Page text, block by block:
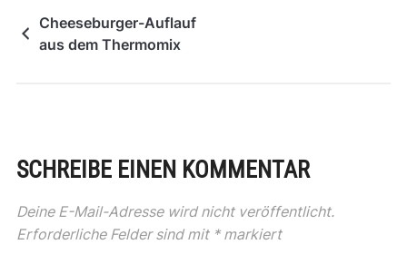
Cheeseburger-Auflauf
aus dem Thermomix
SCHREIBE EINEN KOMMENTAR
Deine E-Mail-Adresse wird nicht veröffentlicht.
Erforderliche Felder sind mit *markiert